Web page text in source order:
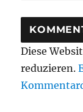
Diese
reduzieren.